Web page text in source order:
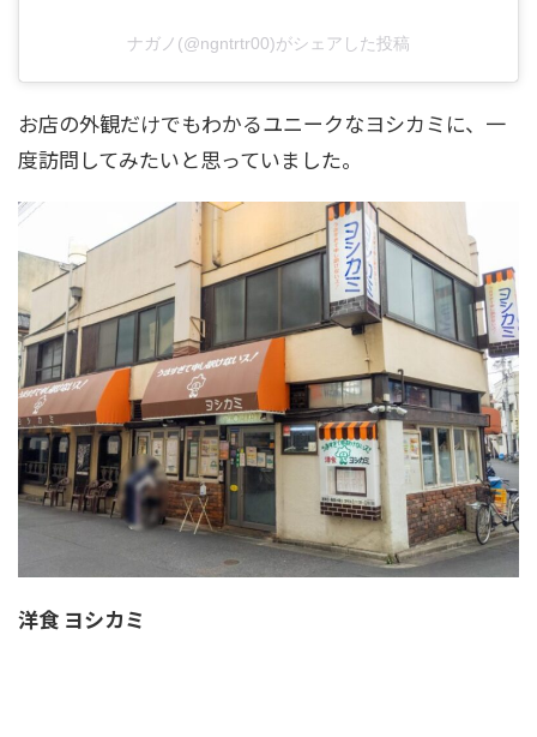
ナガノ(@ngntrtr00)がシェアした投稿
お店の外観だけでもわかるユニークなヨシカミに、一
度訪問してみたいと思っていました。
洋食 ヨシカミ